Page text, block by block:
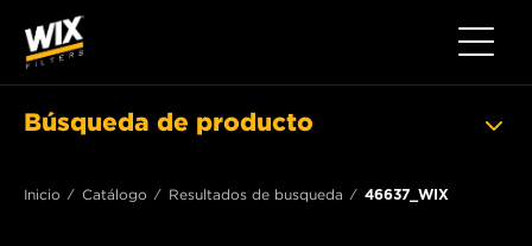
Toggle
Búsqueda de producto
Inicio Catálogo Resultados de busqueda 46637_WIX